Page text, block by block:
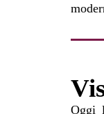
Oggi